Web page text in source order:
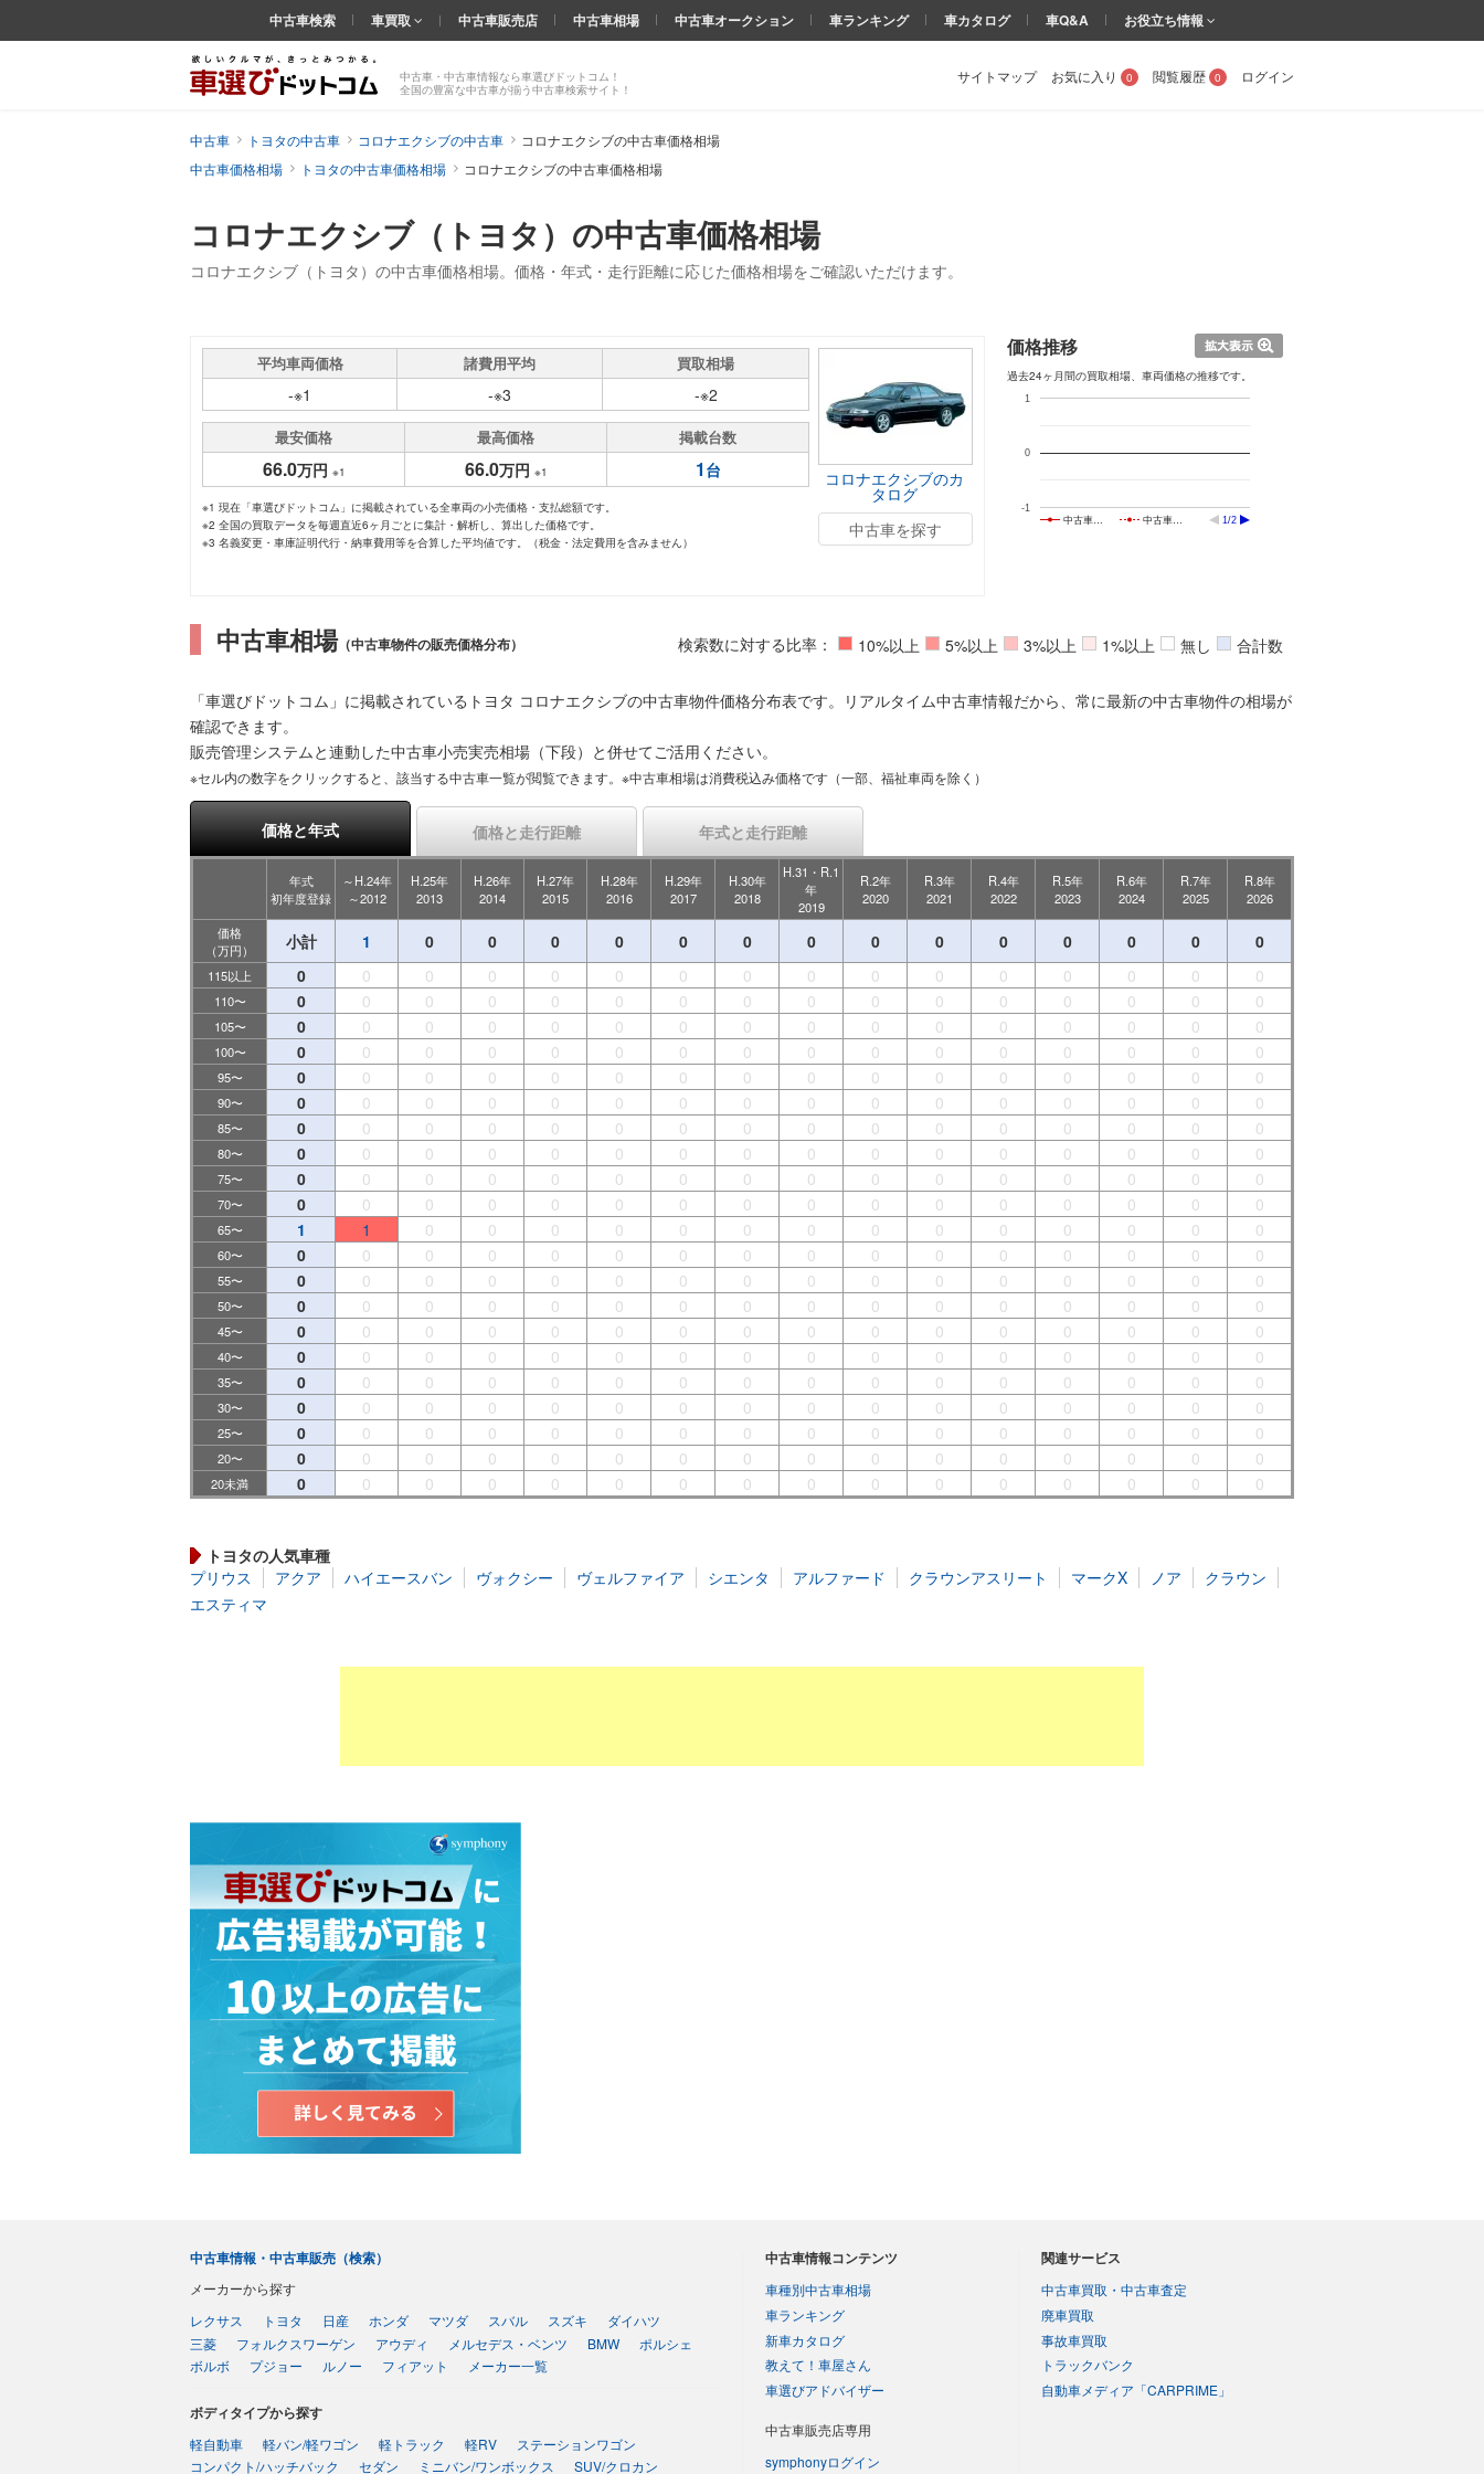
コロナエクシブ（トヨタ）の中古車価格相場
コロナエクシブ（トヨタ）の中古車価格相場。価格・年式・走行距離に応じた価格相場をご確認いただけます。
中古車・中古車情報なら車選びドットコム！
全国の豊富な中古車が揃う中古車検索サイト！
サイトマップ お気に入り 0 閲覧履歴 0 ログイン
中古車検索 車買取 中古車販売店 中古車相場 中古車オークション 車ランキング 車カタログ 車Q&A お役立ち情報
中古車 トヨタの中古車 コロナエクシブの中古車
コロナエクシブの中古車価格相場
中古車価格相場
トヨタの中古車価格相場 コロナエクシブの中古車価格相場
平均車両価格 諸費用平均 買取相場
-※1 -※3 -※2
最安価格 最高価格 掲載台数
66.0万円 ※1 66.0万円 ※1 1 台
※1 現在「車選びドットコム」に掲載されている全車両の小売価格・支払総額です。
※2 全国の買取データを毎週直近6ヶ月ごとに集計・解析し、算出した価格です。
※3 名義変更・車庫証明代行・納車費用等を合算した平均値です。（税金・法定費用を含みません）
コロナエクシブのカ
タログ
中古車を探す
価格推移
過去24ヶ月間の買取相場、車両価格の推移です。
中古車… 中古車… 1/2
-1
0
1
中古車相場（中古車物件の販売価格分布）
「車選びドットコム」に掲載されているトヨタ コロナエクシブの中古車物件価格分布表です。リアルタイム中古車情報だから、常に最新の中古車物件の相場が
確認できます。
販売管理システムと連動した中古車小売実売相場（下段）と併せてご活用ください。
※セル内の数字をクリックすると、該当する中古車一覧が閲覧できます。※中古車相場は消費税込み価格です（一部、福祉車両を除く）
検索数に対する比率： 10%以上 5%以上 3%以上 1%以上 無し 合計数
価格と年式 価格と走行距離 年式と走行距離
年式
初年度登録
～H.24年
～2012
H.25年
2013
H.26年
2014
H.27年
2015
H.28年
2016
H.29年
2017
H.30年
2018
H.31・R.1
年
2019
R.2年
2020
R.3年
2021
R.4年
2022
R.5年
2023
R.6年
2024
R.7年
2025
R.8年
2026
価格
（万円）
小計 1 0 0 0 0 0 0 0 0 0 0 0 0 0 0
115以上 0 0 0 0 0 0 0 0 0 0 0 0 0 0 0 0
110〜 0 0 0 0 0 0 0 0 0 0 0 0 0 0 0 0
105〜 0 0 0 0 0 0 0 0 0 0 0 0 0 0 0 0
100〜 0 0 0 0 0 0 0 0 0 0 0 0 0 0 0 0
95〜 0 0 0 0 0 0 0 0 0 0 0 0 0 0 0 0
90〜 0 0 0 0 0 0 0 0 0 0 0 0 0 0 0 0
85〜 0 0 0 0 0 0 0 0 0 0 0 0 0 0 0 0
80〜 0 0 0 0 0 0 0 0 0 0 0 0 0 0 0 0
75〜 0 0 0 0 0 0 0 0 0 0 0 0 0 0 0 0
70〜 0 0 0 0 0 0 0 0 0 0 0 0 0 0 0 0
65〜 1 1 0 0 0 0 0 0 0 0 0 0 0 0 0 0
60〜 0 0 0 0 0 0 0 0 0 0 0 0 0 0 0 0
55〜 0 0 0 0 0 0 0 0 0 0 0 0 0 0 0 0
50〜 0 0 0 0 0 0 0 0 0 0 0 0 0 0 0 0
45〜 0 0 0 0 0 0 0 0 0 0 0 0 0 0 0 0
40〜 0 0 0 0 0 0 0 0 0 0 0 0 0 0 0 0
35〜 0 0 0 0 0 0 0 0 0 0 0 0 0 0 0 0
30〜 0 0 0 0 0 0 0 0 0 0 0 0 0 0 0 0
25〜 0 0 0 0 0 0 0 0 0 0 0 0 0 0 0 0
20〜 0 0 0 0 0 0 0 0 0 0 0 0 0 0 0 0
20未満 0 0 0 0 0 0 0 0 0 0 0 0 0 0 0 0
トヨタの人気車種
プリウス
アクア ハイエースバン ヴォクシー ヴェルファイア シエンタ アルファード クラウンアスリート マークX ノア
クラウン
エスティマ
中古車情報・中古車販売（検索）
メーカーから探す
レクサス
トヨタ 日産 ホンダ マツダ スバル スズキ
ダイハツ
三菱
フォルクスワーゲン アウディ メルセデス・ベンツ BMW
ポルシェ
ボルボ
プジョー ルノー フィアット メーカー一覧
ボディタイプから探す
軽自動車 軽バン/軽ワゴン 軽トラック 軽RV
ステーションワゴン
コンパクト/ハッチバック
セダン ミニバン/ワンボックス SUV/クロカン
中古車情報コンテンツ
車種別中古車相場
車ランキング
新車カタログ
教えて！車屋さん
車選びアドバイザー
中古車販売店専用
symphonyログイン
関連サービス
中古車買取・中古車査定
廃車買取
事故車買取
トラックバンク
自動車メディア「CARPRIME」